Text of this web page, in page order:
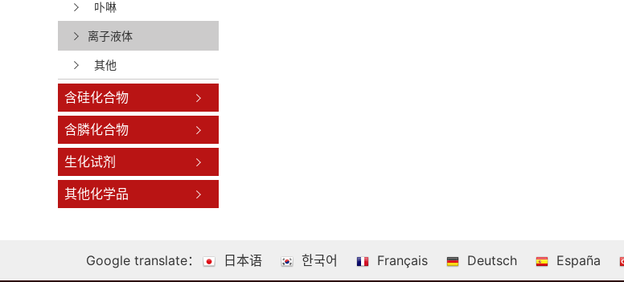
卟啉
离子液体
其他
含硅化合物
含膦化合物
生化试剂
其他化学品
Google translate： 日本语 한국어 Français Deutsch España